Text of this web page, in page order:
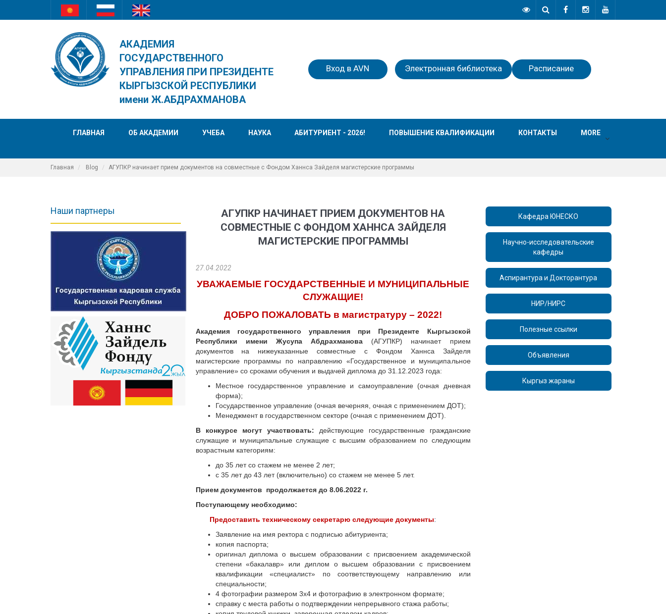
АКАДЕМИЯ
ГОСУДАРСТВЕННОГО
УПРАВЛЕНИЯ ПРИ ПРЕЗИДЕНТЕ
КЫРГЫЗСКОЙ РЕСПУБЛИКИ
имени Ж.АБДРАХМАНОВА
Вход в AVN Электронная библиотека Расписание
ГЛАВНАЯ ОБ АКАДЕМИИ УЧЕБА НАУКА АБИТУРИЕНТ - 2026! ПОВЫШЕНИЕ КВАЛИФИКАЦИИ КОНТАКТЫ MORE
Главная Blog АГУПКР начинает прием документов на совместные с Фондом Ханнса Зайделя магистерские программы
Наши партнеры
АГУПКР НАЧИНАЕТ ПРИЕМ ДОКУМЕНТОВ НА
СОВМЕСТНЫЕ С ФОНДОМ ХАННСА ЗАЙДЕЛЯ
МАГИСТЕРСКИЕ ПРОГРАММЫ
27.04.2022
УВАЖАЕМЫЕ ГОСУДАРСТВЕННЫЕ И МУНИЦИПАЛЬНЫЕ
СЛУЖАЩИЕ!
ДОБРО ПОЖАЛОВАТЬ в магистратуру – 2022!
Академия государственного управления при Президенте Кыргызской
Республики имени Жусупа Абдрахманова (АГУПКР) начинает прием
документов на нижеуказанные совместные с Фондом Ханнса Зайделя
магистерские программы по направлению «Государственное и муниципальное
управление» со сроками обучения и выдачей диплома до 31.12.2023 года:
Местное государственное управление и самоуправление (очная дневная
форма);
Государственное управление (очная вечерняя, очная с применением ДОТ);
Менеджмент в государственном секторе (очная с применением ДОТ).
В конкурсе могут участвовать: действующие государственные гражданские
служащие и муниципальные служащие с высшим образованием по следующим
возрастным категориям:
до 35 лет со стажем не менее 2 лет;
с 35 лет до 43 лет (включительно) со стажем не менее 5 лет.
Прием документов продолжается до 8.06.2022 г.
Поступающему необходимо:
Предоставить техническому секретарю следующие документы:
Заявление на имя ректора с подписью абитуриента;
копия паспорта;
оригинал диплома о высшем образовании с присвоением академической
степени «бакалавр» или диплом о высшем образовании с присвоением
квалификации «специалист» по соответствующему направлению или
специальности;
4 фотографии размером 3x4 и фотографию в электронном формате;
справку с места работы о подтверждении непрерывного стажа работы;
Кафедра ЮНЕСКО
Научно-исследовательские
кафедры
Аспирантура и Докторантура
НИР/НИРС
Полезные ссылки
Объявления
Кыргыз жараны